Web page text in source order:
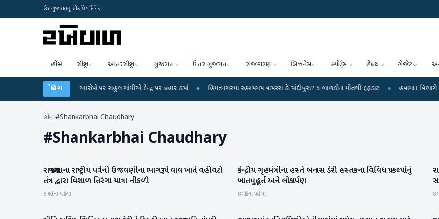
ઉત્તર ગુજરાતનું લોકપ્રિય દૈનિક
હોમ રાષ્ટ્રીય આંતરરાષ્ટ્રીય ગુજરાત ઉત્તર ગુજરાત રાજકારણ બિઝનેસ સ્પોર્ટ્સ હેલ્થ ગેજેટ
બ્રેકિંગ
પરીક્ષા લીકના આરોપો પર રાહુલ ગાંધીએ કેન્દ્ર પર પ્રહાર કર્યા ● હિંમતનગરમાં રહસ્યમય વાયરસ કે ચાંદીપુરા? 6 બાળકોના મોતથી ફફડાટ ● હવામાન વિભાગે 18 રાજ્યો
હોમ/#Shankarbhai Chaudhary
#Shankarbhai Chaudhary
વાવ-થરાદ
રાજ્ય કક્ષાના રાષ્ટ્રીય પર્વની ઉજવણીના ભાગરૂપે વાવ ખાતે વહીવટી
તંત્ર દ્વારા વિશાળ તિરંગા યાત્રા નીકળી
6 મહિના પહેલા
બનાસકાંઠા
કેન્દ્રીય ગૃહમંત્રીના હસ્તે બનાસ ડેરી હસ્તકના વિવિધ પ્રકલ્પોનું
ખાતમુહૂર્ત અને લોકાર્પણ
8 મહિના પહેલા 8